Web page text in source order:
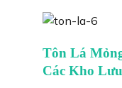
Tôn Lá
Các Kho